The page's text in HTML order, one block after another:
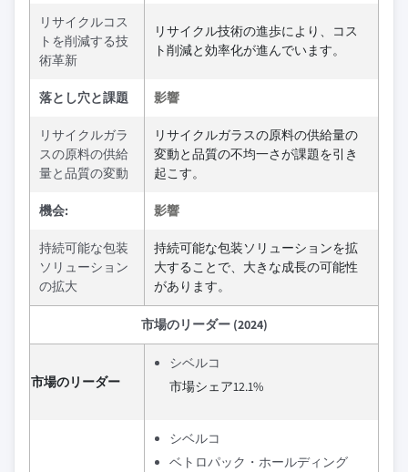
リサイクルコス
トを削減する技
術革新
リサイクル技術の進歩により、コス
ト削減と効率化が進んでいます。
落とし穴と課題 影響
リサイクルガラ
スの原料の供給
量と品質の変動
リサイクルガラスの原料の供給量の
変動と品質の不均一さが課題を引き
起こす。
機会: 影響
持続可能な包装
ソリューション
の拡大
持続可能な包装ソリューションを拡
大することで、大きな成長の可能性
があります。
市場のリーダー (2024)
市場のリーダー
シベルコ
市場シェア12.1%
シベルコ
ベトロパック・ホールディング